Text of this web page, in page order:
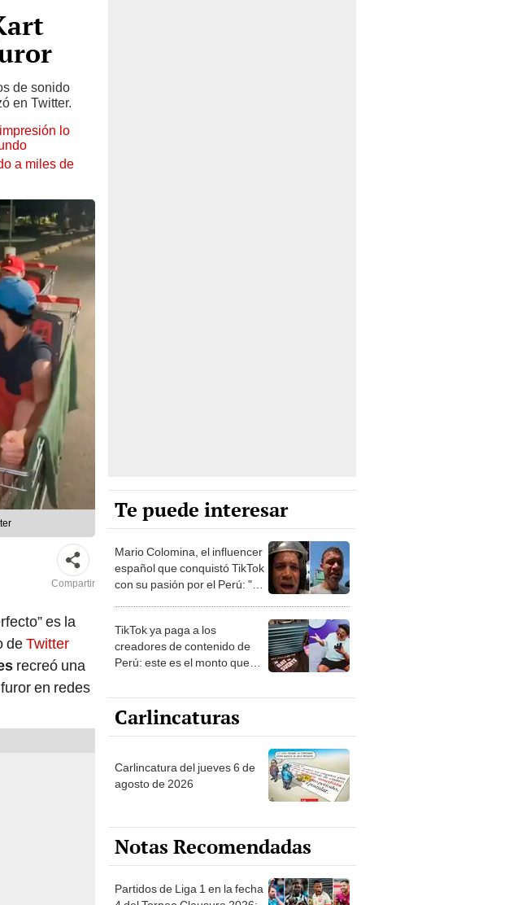
de sonido
en Twitter.
lo
a miles de
Compartir
es la
deTwitter
recreó una
en redes
Te puede interesar
Mario Colomina, el influencer
español que conquistó TikTok
con su pasión por el Perú: "Mi
TikTok ya paga a los
creadores de contenido de
Perú: este es el monto que
1.000 vistas
Carlincaturas
Carlincatura del jueves 6 de
agosto de 2026
Notas Recomendadas
Partidos de Liga 1 en la fecha